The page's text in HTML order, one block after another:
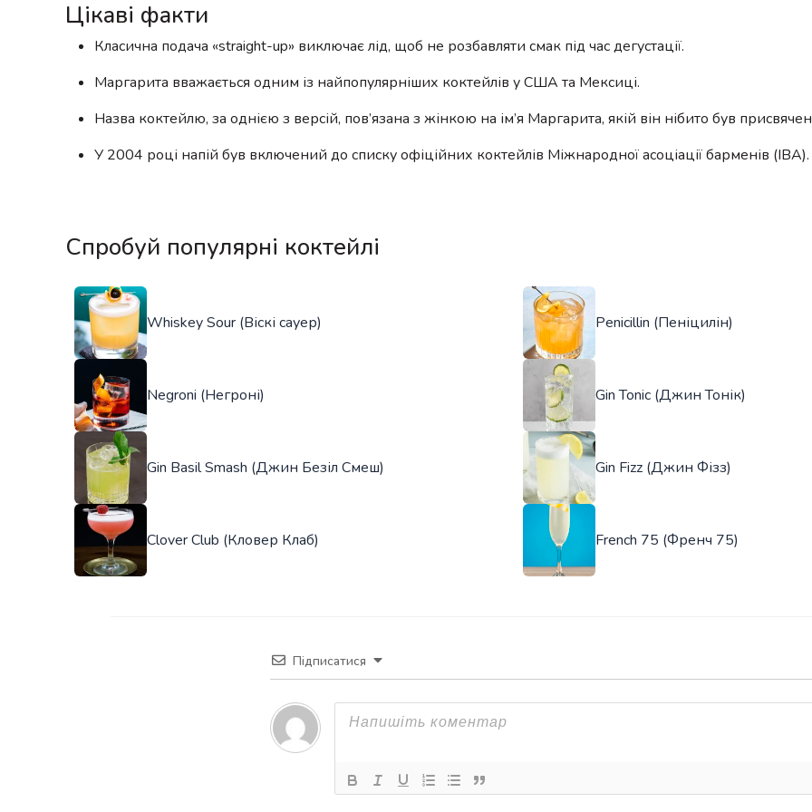
Цікаві факти
Класична подача «straight-up» виключає лід, щоб не розбавляти смак під час дегустації.
Маргарита вважається одним із найпопулярніших коктейлів у США та Мексиці.
Назва коктейлю, за однією з версій, пов’язана з жінкою на ім’я Маргарита, якій він нібито був
У 2004 році напій був включений до списку офіційних коктейлів Міжнародної асоціації барменів (IBA).
Спробуй популярні коктейлі
Whiskey Sour (Віскі сауер) Penicillin (Пеніцилін)
Negroni (Негроні) Gin Tonic (Джин Тонік)
Gin Basil Smash (Джин Безіл Смеш) Gin Fizz (Джин Фізз)
Clover Club (Кловер Клаб) French 75 (Френч 75)
Підписатися